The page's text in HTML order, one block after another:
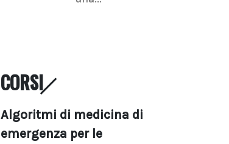
CORSI
Algoritmi di medicina di
emergenza per le